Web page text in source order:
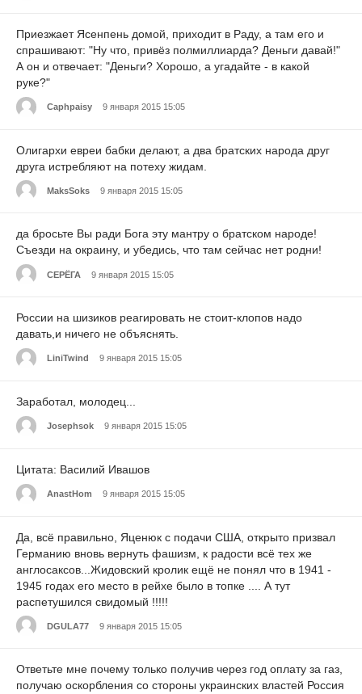
Приезжает Ясенпень домой, приходит в Раду, а там его и
спрашивают: "Ну что, привёз полмиллиарда? Деньги давай!"
А он и отвечает: "Деньги? Хорошо, а угадайте - в какой
руке?"
Caphpaisy 9 января 2015 15:05
Олигархи евреи бабки делают, а два братских народа друг
друга истребляют на потеху жидам.
MaksSoks 9 января 2015 15:05
да бросьте Вы ради Бога эту мантру о братском народе!
Съезди на окраину, и убедись, что там сейчас нет родни!
СЕРЁГА 9 января 2015 15:05
России на шизиков реагировать не стоит-клопов надо
давать,и ничего не объяснять.
LiniTwind 9 января 2015 15:05
Заработал, молодец...
Josephsok 9 января 2015 15:05
Цитата: Василий Ивашов
AnastHom 9 января 2015 15:05
Да, всё правильно, Яценюк с подачи США, открыто призвал
Германию вновь вернуть фашизм, к радости всё тех же
англосаксов...Жидовский кролик ещё не понял что в 1941 -
1945 годах его место в рейхе было в топке .... А тут
распетушился свидомый !!!!!
DGULA77 9 января 2015 15:05
Ответьте мне почему только получив через год оплату за газ,
получаю оскорбления со стороны украинских властей Россия